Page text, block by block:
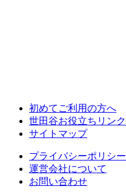
初めてご利用の方へ
世田谷お役立ちリンク
サイトマップ
プライバシーポリシー
運営会社について
お問い合わせ